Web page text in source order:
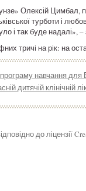
Олексій Цимбал,
турботи і
і так буде надалі», –
тричі на рік: на
навчання для
дитячій клінічній
до ліцензії